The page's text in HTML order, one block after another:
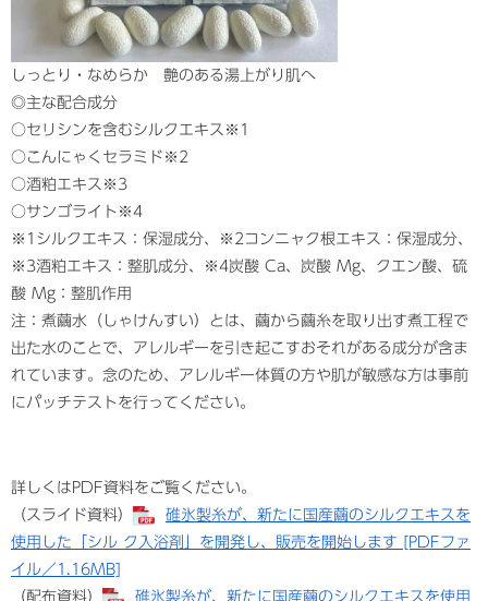
しっとり・なめらか 艶のある湯上がり肌へ
◎主な配合成分
○セリシンを含むシルクエキス※1
○こんにゃくセラミド※2
○酒粕エキス※3
○サンゴライト※4
※1シルクエキス：保湿成分、※2コンニャク根エキス：保湿成分、
※3酒粕エキス：整肌成分、※4炭酸 Ca、炭酸 Mg、クエン酸、硫
酸 Mg：整肌作用
注：煮繭水（しゃけんすい）とは、繭から繭糸を取り出す煮工程で
出た水のことで、アレルギーを引き起こすおそれがある成分が含ま
れています。念のため、アレルギー体質の方や肌が敏感な方は事前
にパッチテストを行ってください。
詳しくはPDF資料をご覧ください。
（スライド資料）
碓氷製糸が、新たに国産繭のシルクエキスを
使用した「シル ク入浴剤」を開発し、販売を開始します [PDFファ
イル／1.16MB]
​（配布資料）
碓氷製糸が、新たに国産繭のシルクエキスを使用